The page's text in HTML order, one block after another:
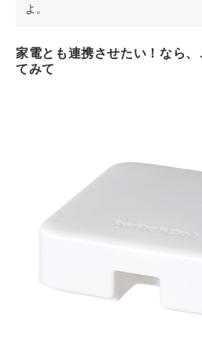
よ。
家電とも連携させたい！なら
てみて